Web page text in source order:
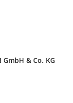
GmbH & Co. KG